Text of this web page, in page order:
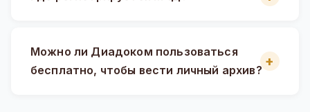
Можно ли Диадоком пользоваться
бесплатно, чтобы вести личный архив?